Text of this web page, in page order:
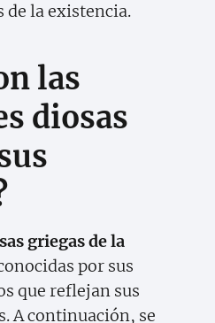
de la existencia.
las
diosas
griegas de la
por sus
que reflejan sus
A continuación, se